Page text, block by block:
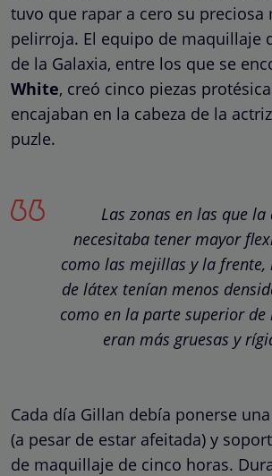
tuvo que rapar a cero su preciosa
pelirroja. El equipo de maquillaje
de la Galaxia, entre los que se
White, creó cinco piezas
encajaban en la cabeza de la
puzle.
Las zonas en las que la
necesitaba tener mayor
como las mejillas y la frente,
de látex tenían menos
como en la parte superior de
eran más gruesas y
Cada día Gillan debía ponerse
(a pesar de estar afeitada) y
de maquillaje de cinco horas.